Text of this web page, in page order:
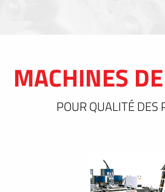
MACHINES
POUR QUALITÉ DES